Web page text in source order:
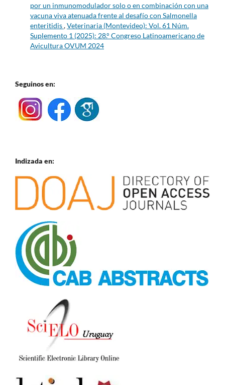
por un inmunomodulador solo o en combinación con una
vacuna viva atenuada frente al desafío con Salmonella
enteritidis,Veterinaria (Montevideo): Vol. 61 Núm.
Suplemento 1 (2025): 28.° Congreso Latinoamericano de
Avicultura OVUM 2024
Seguinos en:
Indizada en: